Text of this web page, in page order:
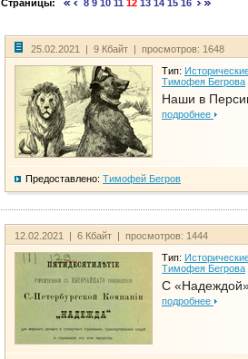
Страницы: 8 9 10 11 12 13 14 15 16
25.02.2021 | 9 Кбайт | просмотров: 1648
Тип:
Тимофея Бегрова
Наши в
подробнее
Предоставлено: Тимофей Бегров
12.02.2021 | 6 Кбайт | просмотров: 1444
Тип:
Тимофея Бегрова
С
подробнее